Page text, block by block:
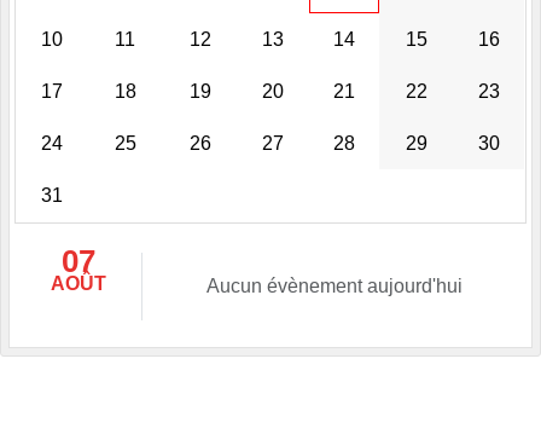
10 11 12 13 14 15 16
17 18 19 20 21 22 23
24 25 26 27 28 29 30
31
07
AOÛT Aucun évènement aujourd'hui